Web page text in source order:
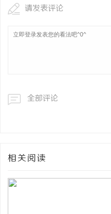
请发表评论
全部评论
相关阅读